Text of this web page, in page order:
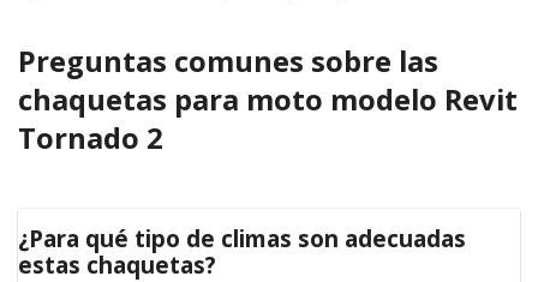
Preguntas comunes sobre las
chaquetas para moto modelo Revit
Tornado 2
¿Para qué tipo de climas son adecuadas
estas chaquetas?